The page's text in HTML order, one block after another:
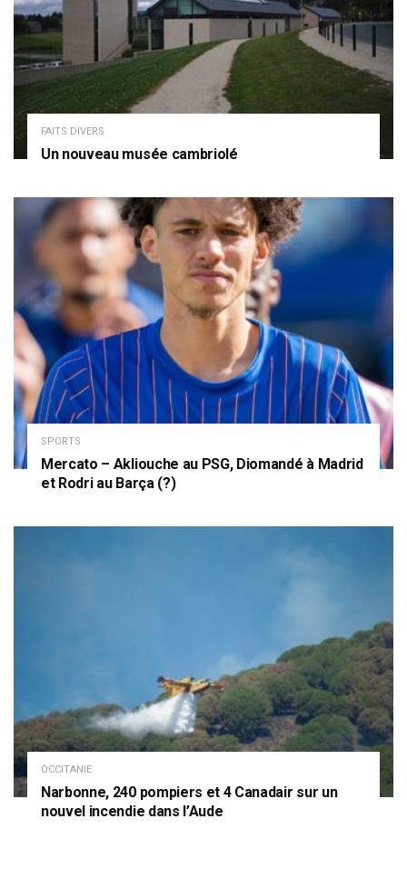
FAITS DIVERS
Un nouveau musée cambriolé
SPORTS
Mercato – Akliouche au PSG, Diomandé à Madrid
et Rodri au Barça (?)
OCCITANIE
Narbonne, 240 pompiers et 4 Canadair sur un
nouvel incendie dans l’Aude